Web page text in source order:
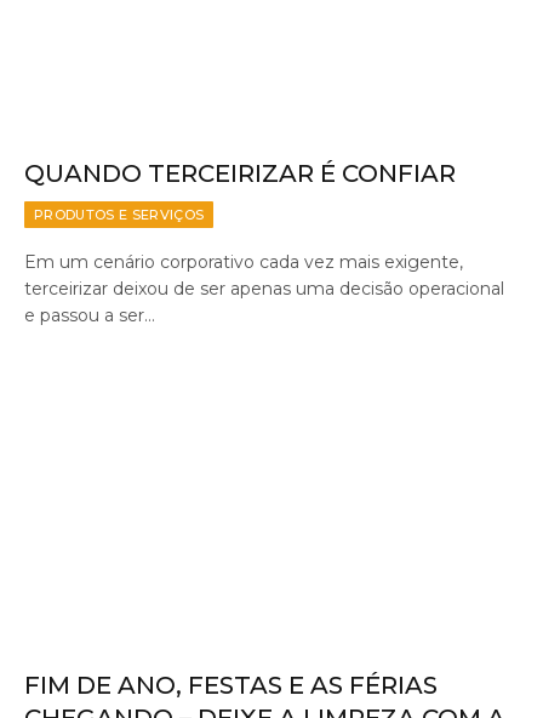
QUANDO TERCEIRIZAR É CONFIAR
PRODUTOS E SERVIÇOS
Em um cenário corporativo cada vez mais exigente,
terceirizar deixou de ser apenas uma decisão operacional
e passou a ser…
FIM DE ANO, FESTAS E AS FÉRIAS